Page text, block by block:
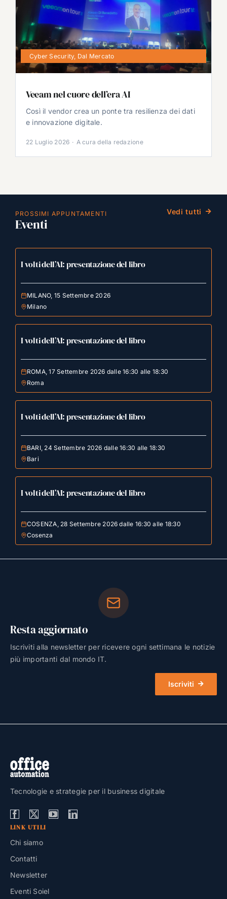
Cyber Security, Dal Mercato
Veeam nel cuore dell’era AI
Così il vendor crea un ponte tra resilienza dei dati
e innovazione digitale.
22 Luglio 2026 · A cura della redazione
PROSSIMI APPUNTAMENTI
Eventi
Vedi tutti
I volti dell’AI: presentazione del libro
MILANO, 15 Settembre 2026
Milano
I volti dell’AI: presentazione del libro
ROMA, 17 Settembre 2026 dalle 16:30 alle 18:30
Roma
I volti dell’AI: presentazione del libro
BARI, 24 Settembre 2026 dalle 16:30 alle 18:30
Bari
I volti dell’AI: presentazione del libro
COSENZA, 28 Settembre 2026 dalle 16:30 alle 18:30
Cosenza
Resta aggiornato
Iscriviti alla newsletter per ricevere ogni settimana le notizie
più importanti dal mondo IT.
Iscriviti
Tecnologie e strategie per il business digitale
LINK UTILI
Chi siamo
Contatti
Newsletter
Eventi Soiel